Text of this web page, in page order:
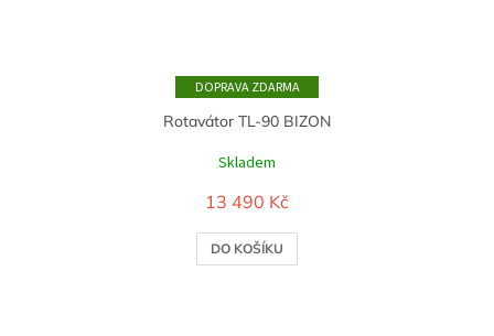
ZDARMA
Rotavátor TL-90 BIZON
Skladem
13 490 Kč
DO KOŠÍKU